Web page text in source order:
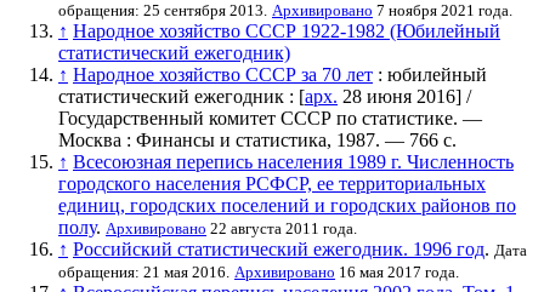
обращения: 25 сентября 2013. Архивировано 7 ноября 2021 года.
↑ Народное хозяйство СССР 1922-1982 (Юбилейный
статистический ежегодник)
↑ Народное хозяйство СССР за 70 лет : юбилейный
статистический ежегодник : [арх. 28 июня 2016] /
Государственный комитет СССР по статистике. —
Москва : Финансы и статистика, 1987. — 766 с.
↑ Всесоюзная перепись населения 1989 г. Численность
городского населения РСФСР, ее территориальных
единиц, городских поселений и городских районов по
полу. Архивировано 22 августа 2011 года.
↑ Российский статистический ежегодник. 1996 год. Дата
обращения: 21 мая 2016. Архивировано 16 мая 2017 года.